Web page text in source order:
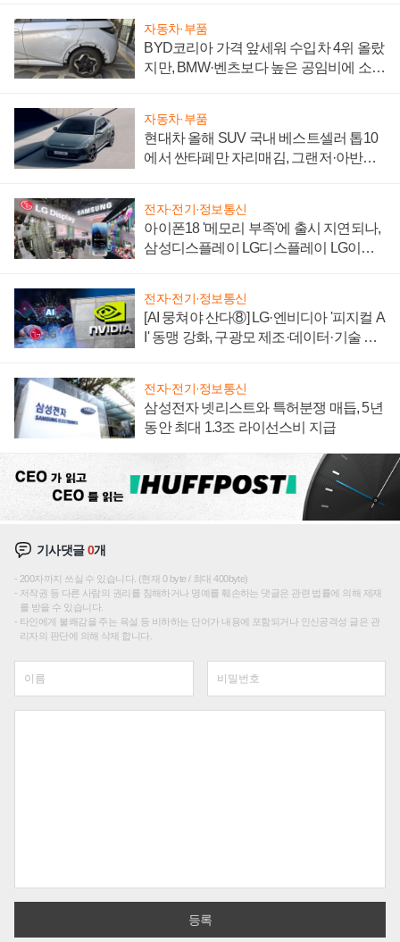
자동차·부품
BYD코리아 가격 앞세워 수입차 4위 올랐
지만, BMW·벤츠보다 높은 공임비에 소비
자동차·부품
현대차 올해 SUV 국내 베스트셀러 톱10
에서 싼타페만 자리매김, 그랜저·아반떼
전자·전기·정보통신
아이폰18 '메모리 부족'에 출시 지연되나,
삼성디스플레이 LG디스플레이 LG이노
전자·전기·정보통신
[AI 뭉쳐야 산다⑧] LG·엔비디아 '피지컬 A
I' 동맹 강화, 구광모 제조·데이터·기술 결
전자·전기·정보통신
삼성전자 넷리스트와 특허분쟁 매듭, 5년
동안 최대 1.3조 라이선스비 지급
기사댓글0개
200자까지 쓰실 수 있습니다. (현재 0 byte / 최대 400byte)
저작권 등 다른 사람의 권리를 침해하거나 명예를 훼손하는 댓글은 관련 법률에 의해 제재
를 받을 수 있습니다.
타인에게 불쾌감을 주는 욕설 등 비하하는 단어가 내용에 포함되거나 인신공격성 글은 관
리자의 판단에 의해 삭제 합니다.